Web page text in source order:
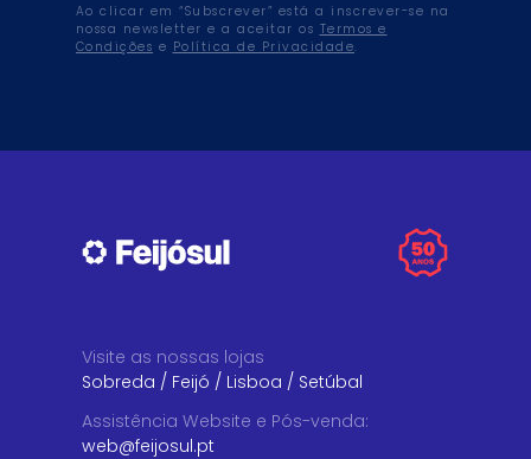
Ao clicar em “Subscrever” está a inscrever-se na
nossa newsletter e a aceitar os Termos e
Condições e Política de Privacidade.
Visite as nossas lojas
Sobreda / Feijó / Lisboa / Setúbal
Assistência Website e Pós-venda:
web@feijosul.pt